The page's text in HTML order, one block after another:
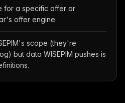
for a specific offer or
offer engine.
scope (they're
but data WISEPIM pushes is